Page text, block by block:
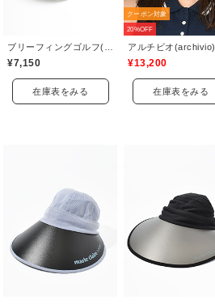
¥7,150
在庫表をみる
クーポン対象
20%OFF
アルチビオ(archivio)
¥13,200
在庫表をみる